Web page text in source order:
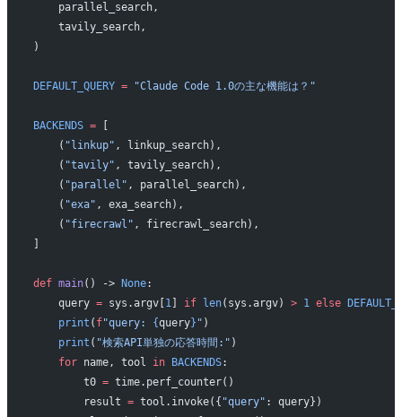
    parallel_search,
    tavily_search,
)
DEFAULT_QUERY = "Claude Code 1.0の主な機能は？"
BACKENDS = [
    (
"linkup" , linkup_search),
    (
"tavily" , tavily_search),
    (
"parallel" , parallel_search),
    (
"exa" , exa_search),
    (
"firecrawl" , firecrawl_search),
]
def main() -> None:
    query
= sys.argv[1] if len(sys.argv) > 1 else
    print
( f"query: {query} " )
    print
( "検索API単独の応答時間:" )
    for
name, tool in BACKENDS:
        t0
= time.perf_counter()
        result
= tool.invoke({ "query" : query})